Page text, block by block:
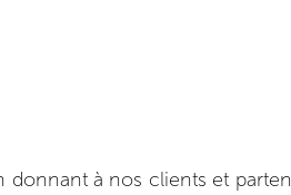
à nos clients et